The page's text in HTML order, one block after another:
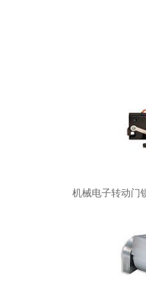
机械电子转动门